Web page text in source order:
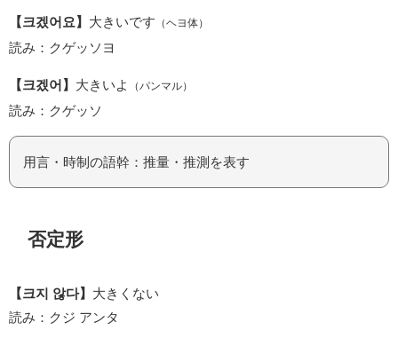
【크겠어요】 大きいです （ヘヨ体）
読み：クゲッソヨ
【크겠어】 大きいよ （パンマル）
読み：クゲッソ
用言・時制の語幹：推量・推測を表す
否定形
【크지 않다】 大きくない
読み：クジ アンタ